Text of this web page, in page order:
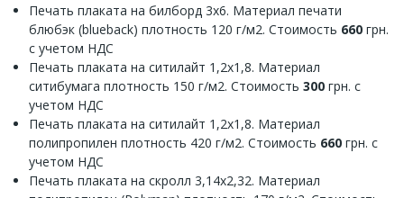
Печать плаката на билборд 3х6. Материал печати
блюбэк (blueback) плотность 120 г/м2. Стоимость 660 грн.
с учетом НДС
Печать плаката на ситилайт 1,2х1,8. Материал
ситибумага плотность 150 г/м2. Стоимость 300 грн. с
учетом НДС
Печать плаката на ситилайт 1,2х1,8. Материал
полипропилен плотность 420 г/м2. Стоимость 660 грн. с
учетом НДС
Печать плаката на скролл 3,14х2,32. Материал